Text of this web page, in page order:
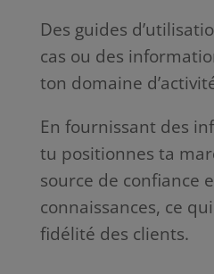
Des guides
cas ou des
ton domaine
En fournissant des
tu positionnes ta
source de confiance
connaissances, ce
fidélité des clients.